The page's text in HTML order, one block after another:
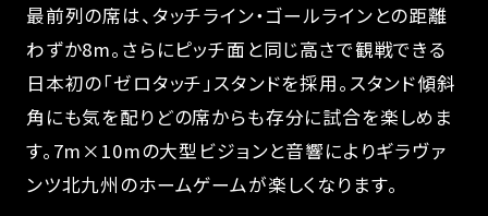
最前列の席は、タッチライン・ゴールラインとの距離
わずか8m。さらにピッチ面と同じ高さで観戦できる
日本初の「ゼロタッチ」スタンドを採用。スタンド傾斜
角にも気を配りどの席からも存分に試合を楽しめま
す。7m×10mの大型ビジョンと音響によりギラヴァ
ンツ北九州のホームゲームが楽しくなります。